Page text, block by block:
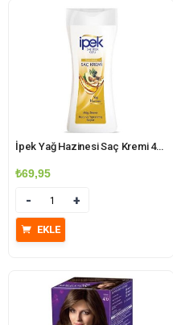
İpek Yağ Hazinesi Saç Kremi 480ml
₺69,95
Miktar
EKLE